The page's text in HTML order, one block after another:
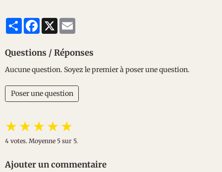
PartagerFacebook
X
Questions / Réponses
Aucune question. Soyez le premier à poser une question.
Poser une question
★★★★★
4 votes. Moyenne 5 sur 5.
Ajouter un commentaire